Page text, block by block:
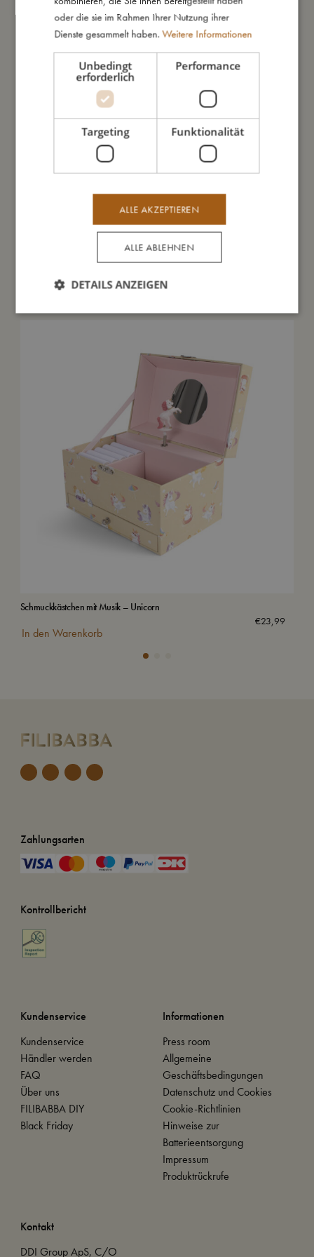
So groß bin ich
Daraus bin ich gemacht
So kannst Du mich pflegen
Das könnte dir auch gefallen
Schmuckkästchen mit Musik – Unicorn
€23,99
In den Warenkorb
Zahlungsarten
Kontrollbericht
Kundenservice
Kundenservice
Händler werden
FAQ
Über uns
FILIBABBA DIY
Black Friday
Informationen
Press room
Allgemeine
Geschäftsbedingungen
Datenschutz und Cookies
Cookie-Richtlinien
Hinweise zur
Batterieentsorgung
Impressum
Produktrückrufe
Kontakt
DDI Group ApS, C/O
oder die sie im Rahmen Ihrer Nutzung ihrer
Dienste gesammelt haben. Weitere Informationen
Unbedingt
erforderlich
Performance
Targeting Funktionalität
ALLE AKZEPTIEREN
ALLE ABLEHNEN
DETAILS ANZEIGEN